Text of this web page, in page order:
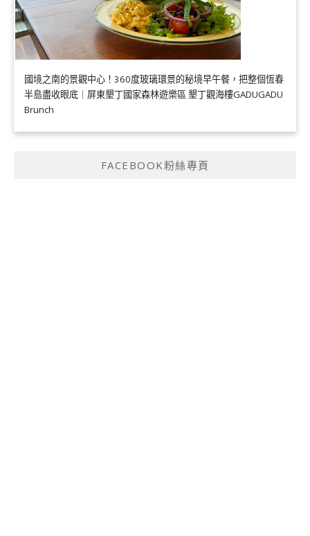
國境之南的景觀中心！360度玻璃環景的秘境早午餐，把整個恆春
半島盡收眼底｜屏東墾丁國家森林遊樂區 墾丁觀海樓GADUGADU
Brunch
FACEBOOK粉絲專頁